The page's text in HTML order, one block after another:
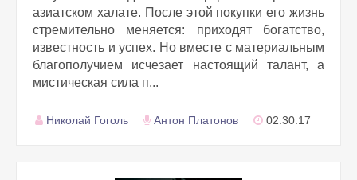
азиатском халате. После этой покупки его жизнь
стремительно меняется: приходят богатство,
известность и успех. Но вместе с материальным
благополучием исчезает настоящий талант, а
мистическая сила п...
Николай Гоголь Антон Платонов 02:30:17